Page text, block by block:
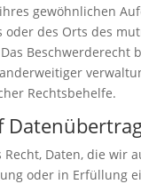
gewöhnlichen
oder des Orts des
Beschwerderecht
Rechtsbehelfe.
Recht, Daten, die wir
oder in Erfüllung